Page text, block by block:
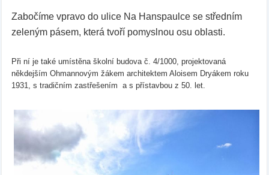
Zabočíme vpravo do ulice Na Hanspaulce se středním
zeleným pásem, která tvoří pomyslnou osu oblasti.
Při ní je také umístěna školní budova č. 4/1000, projektovaná
někdejším Ohmannovým žákem architektem Aloisem Dryákem roku
1931, s tradičním zastřešením a s přístavbou z 50. let.